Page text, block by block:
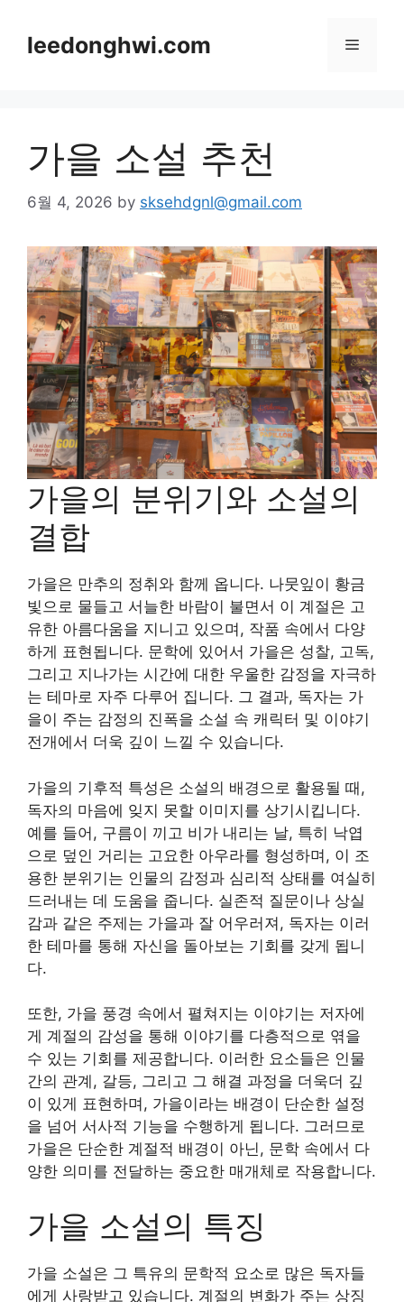
contentleedonghwi.com Menu
가을 소설 추천
6월 4, 2026 by sksehdgnl@gmail.com
가을의 분위기와 소설의
결합
가을은 만추의 정취와 함께 옵니다. 나뭇잎이 황금
빛으로 물들고 서늘한 바람이 불면서 이 계절은 고
유한 아름다움을 지니고 있으며, 작품 속에서 다양
하게 표현됩니다. 문학에 있어서 가을은 성찰, 고독,
그리고 지나가는 시간에 대한 우울한 감정을 자극하
는 테마로 자주 다루어 집니다. 그 결과, 독자는 가
을이 주는 감정의 진폭을 소설 속 캐릭터 및 이야기
전개에서 더욱 깊이 느낄 수 있습니다.
가을의 기후적 특성은 소설의 배경으로 활용될 때,
독자의 마음에 잊지 못할 이미지를 상기시킵니다.
예를 들어, 구름이 끼고 비가 내리는 날, 특히 낙엽
으로 덮인 거리는 고요한 아우라를 형성하며, 이 조
용한 분위기는 인물의 감정과 심리적 상태를 여실히
드러내는 데 도움을 줍니다. 실존적 질문이나 상실
감과 같은 주제는 가을과 잘 어우러져, 독자는 이러
한 테마를 통해 자신을 돌아보는 기회를 갖게 됩니
다.
또한, 가을 풍경 속에서 펼쳐지는 이야기는 저자에
게 계절의 감성을 통해 이야기를 다층적으로 엮을
수 있는 기회를 제공합니다. 이러한 요소들은 인물
간의 관계, 갈등, 그리고 그 해결 과정을 더욱더 깊
이 있게 표현하며, 가을이라는 배경이 단순한 설정
을 넘어 서사적 기능을 수행하게 됩니다. 그러므로
가을은 단순한 계절적 배경이 아닌, 문학 속에서 다
양한 의미를 전달하는 중요한 매개체로 작용합니다.
가을 소설의 특징
가을 소설은 그 특유의 문학적 요소로 많은 독자들
에게 사랑받고 있습니다. 계절의 변화가 주는 상징